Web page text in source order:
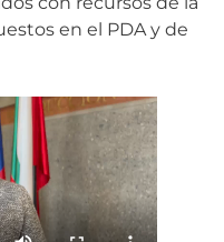
en el PDA y de